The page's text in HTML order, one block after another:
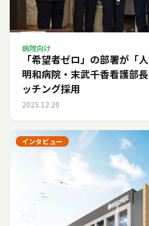
病院向け
「希望者ゼロ」の部署が「
明和病院・末武千香看護部
ッチング採用
2025.12.20
インタビュー